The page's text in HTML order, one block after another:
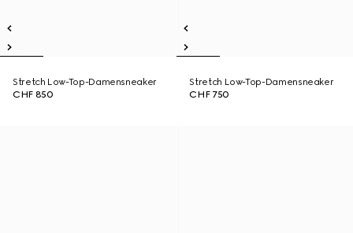
Stretch Low-Top-Damensneaker
CHF 850
Stretch Low-Top-Damensneaker
CHF 750